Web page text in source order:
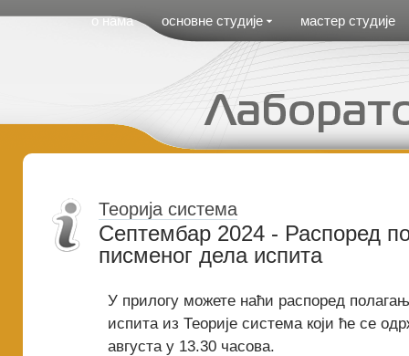
о нама основне студије мастер студије
Теорија система
Септембар 2024 - Распоред
писменог дела испита
У прилогу можете наћи распоред
испита из Теорије система који ће се
августа у 13.30 часова.